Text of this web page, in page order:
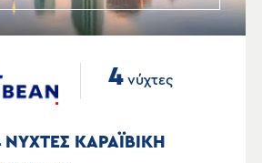
4 νύχτες
ΝΥΧΤΕΣ ΚΑΡΑΪΒΙΚΗ